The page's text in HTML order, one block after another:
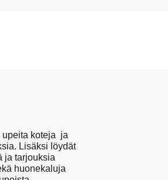
upeita koteja ja
Lisäksi löydät
ja tarjouksia
huonekaluja